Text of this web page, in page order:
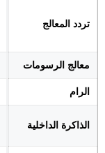
تردد المعالج
معالج الرسومات
الرام
الذاكرة الداخلية